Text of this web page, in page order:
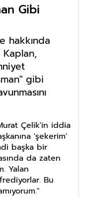
Gibi
hakkında
gibi
Çelik'in iddia
'şekerim'
başka bir
da zaten
Yalan
Bu